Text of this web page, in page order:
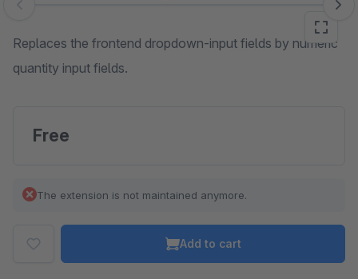
Skip image gallery
Replaces the frontend dropdown-input fields by numeric
quantity input fields.
Free
The extension is not maintained anymore.
Add to cart